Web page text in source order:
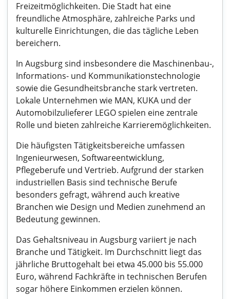
Freizeitmöglichkeiten. Die Stadt hat eine
freundliche Atmosphäre, zahlreiche Parks und
kulturelle Einrichtungen, die das tägliche Leben
bereichern.
In Augsburg sind insbesondere die Maschinenbau-,
Informations- und Kommunikationstechnologie
sowie die Gesundheitsbranche stark vertreten.
Lokale Unternehmen wie MAN, KUKA und der
Automobilzulieferer LEGO spielen eine zentrale
Rolle und bieten zahlreiche Karrieremöglichkeiten.
Die häufigsten Tätigkeitsbereiche umfassen
Ingenieurwesen, Softwareentwicklung,
Pflegeberufe und Vertrieb. Aufgrund der starken
industriellen Basis sind technische Berufe
besonders gefragt, während auch kreative
Branchen wie Design und Medien zunehmend an
Bedeutung gewinnen.
Das Gehaltsniveau in Augsburg variiert je nach
Branche und Tätigkeit. Im Durchschnitt liegt das
jährliche Bruttogehalt bei etwa 45.000 bis 55.000
Euro, während Fachkräfte in technischen Berufen
sogar höhere Einkommen erzielen können.